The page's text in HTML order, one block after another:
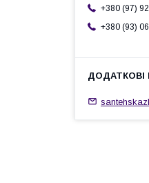
+380 (97)
+380 (93)